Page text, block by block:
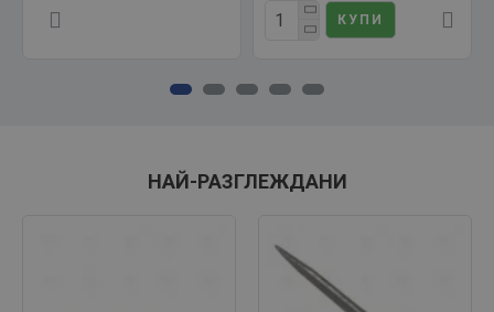
КУПИ
НАЙ-РАЗГЛЕЖДАНИ